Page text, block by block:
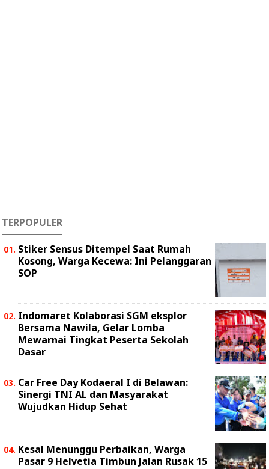
TERPOPULER
Stiker Sensus Ditempel Saat Rumah
Kosong, Warga Kecewa: Ini Pelanggaran
SOP
Indomaret Kolaborasi SGM eksplor
Bersama Nawila, Gelar Lomba
Mewarnai Tingkat Peserta Sekolah
Dasar
Car Free Day Kodaeral I di Belawan:
Sinergi TNI AL dan Masyarakat
Wujudkan Hidup Sehat
Kesal Menunggu Perbaikan, Warga
Pasar 9 Helvetia Timbun Jalan Rusak 15